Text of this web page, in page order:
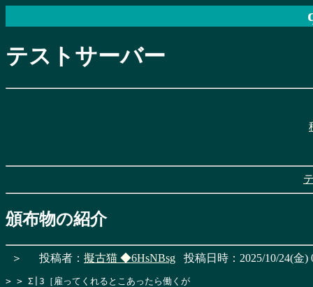
テストサーバー
頒布物の紹介
＞ 投稿者： 擬古猫 ◆6HsNBsg 投稿日時：2025/10/24(金)
> > Σ|3［雇ってくれるとこあったら働くが